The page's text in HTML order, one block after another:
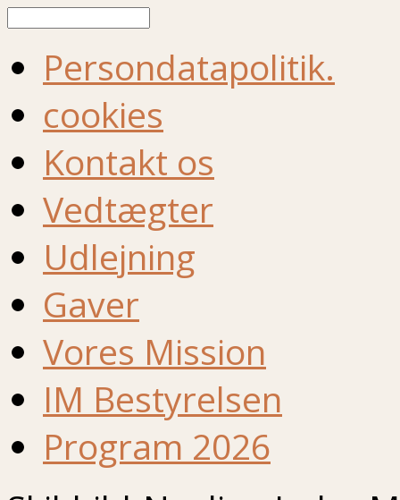
Persondatapolitik.
cookies
Kontakt os
Vedtægter
Udlejning
Gaver
Vores Mission
IM Bestyrelsen
Program 2026